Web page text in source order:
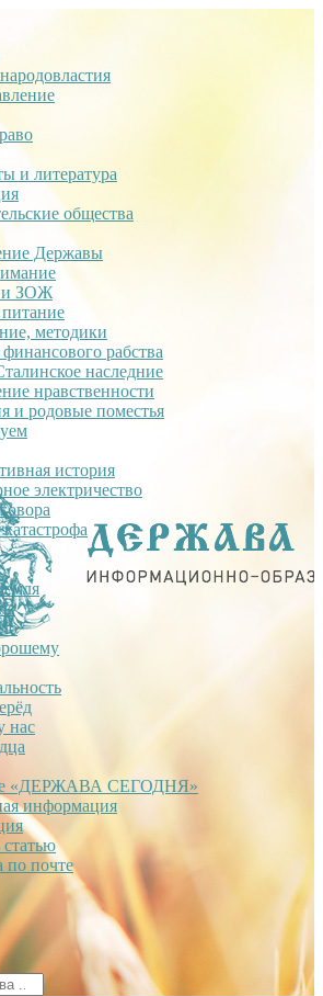
и литература
общества
Державы
и ЗОЖ
методики
рабства
наследние
нравственности
и родовые поместья
история
электричество
нас
«ДЕРЖАВА СЕГОДНЯ»
информация
по почте